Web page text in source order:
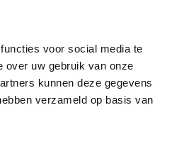
voor social media te
over uw gebruik van onze
kunnen deze gegevens
verzameld op basis van
Betaalmethoden
Verzend en